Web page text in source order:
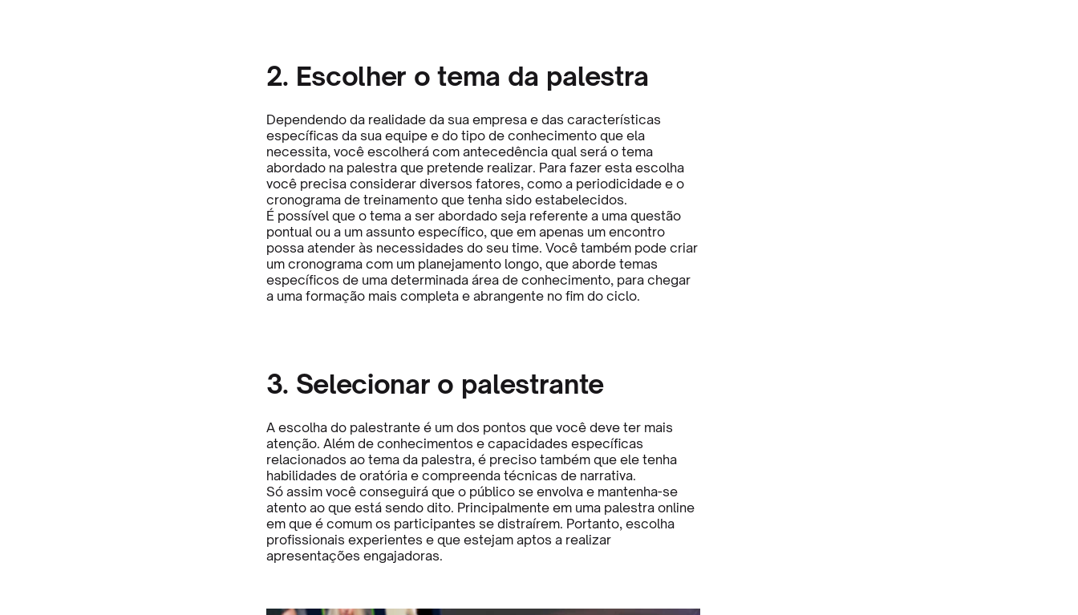
2. Escolher o tema da palestra
Dependendo da realidade da sua empresa e das características
específicas da sua equipe e do tipo de conhecimento que ela
necessita, você escolherá com antecedência qual será o tema
abordado na palestra que pretende realizar. Para fazer esta escolha
você precisa considerar diversos fatores, como a periodicidade e o
cronograma de treinamento que tenha sido estabelecidos.
É possível que o tema a ser abordado seja referente a uma questão
pontual ou a um assunto específico, que em apenas um encontro
possa atender às necessidades do seu time. Você também pode criar
um cronograma com um planejamento longo, que aborde temas
específicos de uma determinada área de conhecimento, para chegar
a uma formação mais completa e abrangente no fim do ciclo.
3. Selecionar o palestrante
A escolha do palestrante é um dos pontos que você deve ter mais
atenção. Além de conhecimentos e capacidades específicas
relacionados ao tema da palestra, é preciso também que ele tenha
habilidades de oratória e compreenda técnicas de narrativa.
Só assim você conseguirá que o público se envolva e mantenha-se
atento ao que está sendo dito. Principalmente em uma palestra online
em que é comum os participantes se distraírem. Portanto, escolha
profissionais experientes e que estejam aptos a realizar
apresentações engajadoras.